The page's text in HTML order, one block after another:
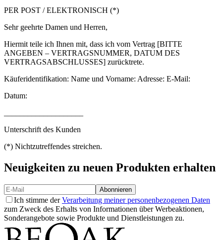
PER POST / ELEKTRONISCH (*)
Sehr geehrte Damen und Herren,
Hiermit teile ich Ihnen mit, dass ich vom Vertrag [BITTE
ANGEBEN – VERTRAGSNUMMER, DATUM DES
VERTRAGSABSCHLUSSES] zurücktrete.
Käuferidentifikation: Name und Vorname: Adresse: E-Mail:
Datum:
Unterschrift des Kunden
(*) Nichtzutreffendes streichen.
Neuigkeiten zu neuen Produkten erhalten
Abonnieren
Ich stimme derVerarbeitung meiner personenbezogenen Daten
zum Zweck des Erhalts von Informationen über Werbeaktionen,
Sonderangebote sowie Produkte und Dienstleistungen zu.